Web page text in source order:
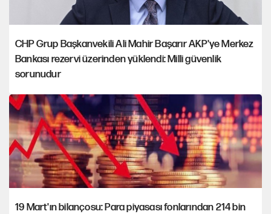
CHP Grup Başkanvekili Ali Mahir Başarır AKP'ye Merkez
Bankası rezervi üzerinden yüklendi: Milli güvenlik
sorunudur
19 Mart'ın bilançosu: Para piyasası fonlarından 214 bin